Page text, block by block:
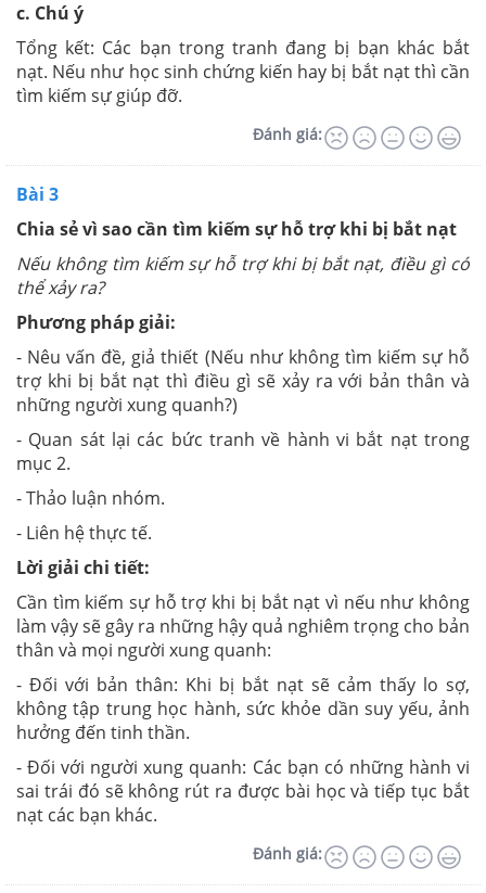
c. Chú ý
Tổng kết: Các bạn trong tranh đang bị bạn khác bắt
nạt. Nếu như học sinh chứng kiến hay bị bắt nạt thì cần
tìm kiếm sự giúp đỡ.
Đánh giá:
Bài 3
Chia sẻ vì sao cần tìm kiếm sự hỗ trợ khi bị bắt nạt
Nếu không tìm kiếm sự hỗ trợ khi bị bắt nạt, điều gì có
thể xảy ra?
Phương pháp giải:
- Nêu vấn đề, giả thiết (Nếu như không tìm kiếm sự hỗ
trợ khi bị bắt nạt thì điều gì sẽ xảy ra với bản thân và
những người xung quanh?)
- Quan sát lại các bức tranh về hành vi bắt nạt trong
mục 2.
- Thảo luận nhóm.
- Liên hệ thực tế.
Lời giải chi tiết:
Cần tìm kiếm sự hỗ trợ khi bị bắt nạt vì nếu như không
làm vậy sẽ gây ra những hậy quả nghiêm trọng cho bản
thân và mọi người xung quanh:
- Đối với bản thân: Khi bị bắt nạt sẽ cảm thấy lo sợ,
không tập trung học hành, sức khỏe dần suy yếu, ảnh
hưởng đến tinh thần.
- Đối với người xung quanh: Các bạn có những hành vi
sai trái đó sẽ không rút ra được bài học và tiếp tục bắt
nạt các bạn khác.
Đánh giá: